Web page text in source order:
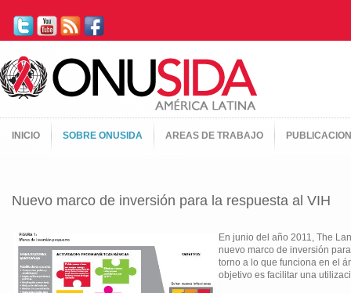
INICIO SOBRE ONUSIDA AREAS DE TRABAJO
Nuevo marco de inversión para la respuesta al VIH
En junio del año 2011, The
nuevo marco de inversión
torno a lo que funciona en el
objetivo es facilitar una